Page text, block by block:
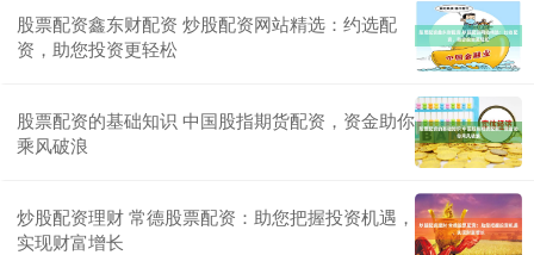
股票配资鑫东财配资 炒股配资网站精选：约选配
资，助您投资更轻松
股票配资的基础知识 中国股指期货配资，资金助你
乘风破浪
炒股配资理财 常德股票配资：助您把握投资机遇，
实现财富增长